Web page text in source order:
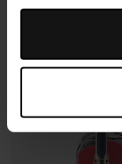
Voir les